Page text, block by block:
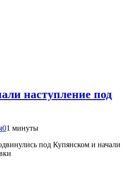
наступление под
01 минуты
под Купянском и начали